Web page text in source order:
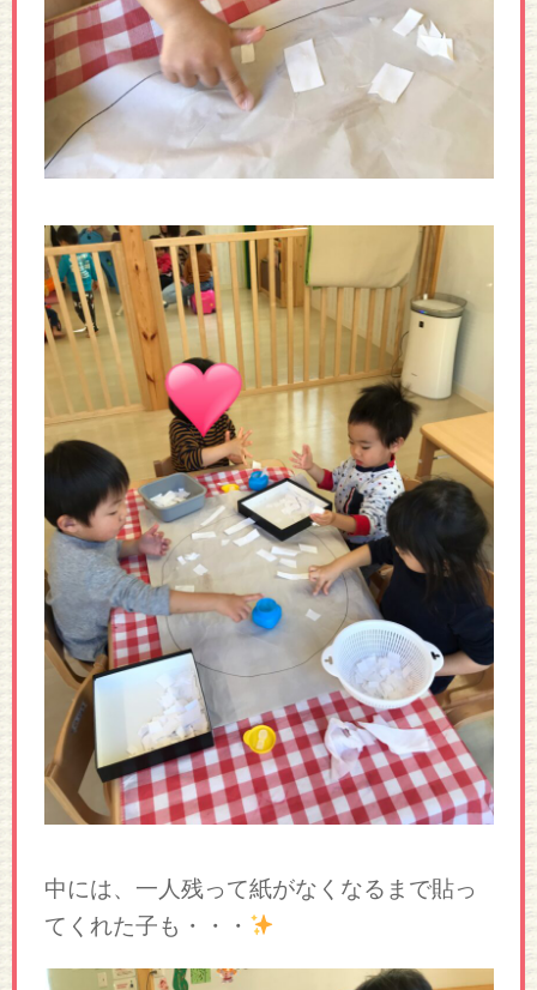
中には、一人残って紙がなくなるまで貼っ
てくれた子も・・・